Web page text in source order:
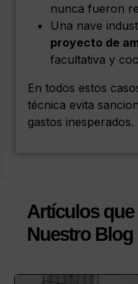
nunca fueron
Una nave
proyecto de
facultativa y
En todos estos
técnica evita
gastos inesperados.
Artículos que
Nuestro Blog